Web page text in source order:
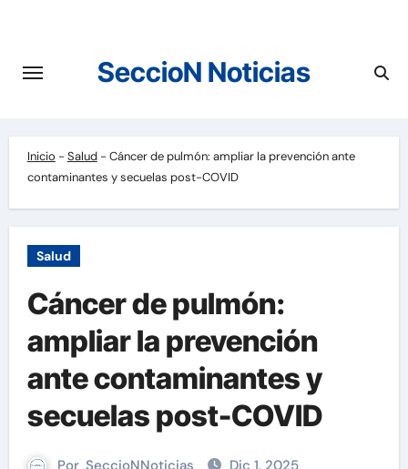
contenido
SeccioN Noticias
Inicio - Salud- Cáncer de pulmón: ampliar la prevención ante
contaminantes y secuelas post-COVID
Salud
Cáncer de pulmón:
ampliar la prevención
ante contaminantes y
secuelas post-COVID
Por SeccioNNoticias Dic 1, 2025